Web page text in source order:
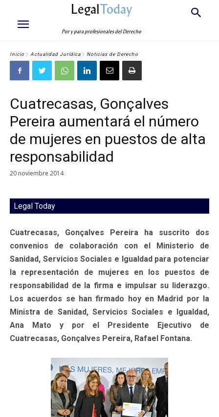
LegalToday
Por y para profesionales del Derecho
Inicio Actualidad Jurídica Noticias de Derecho
Cuatrecasas, Gonçalves
Pereira aumentará el número
de mujeres en puestos de alta
responsabilidad
20 noviembre 2014
Legal Today
Cuatrecasas, Gonçalves Pereira ha suscrito dos
convenios de colaboración con el Ministerio de
Sanidad, Servicios Sociales e Igualdad para potenciar
la representación de mujeres en los puestos de
responsabilidad de la firma e impulsar su liderazgo.
Los acuerdos se han firmado hoy en Madrid por la
Ministra de Sanidad, Servicios Sociales e Igualdad,
Ana Mato y por el Presidente Ejecutivo de
Cuatrecasas, Gonçalves Pereira, Rafael Fontana.